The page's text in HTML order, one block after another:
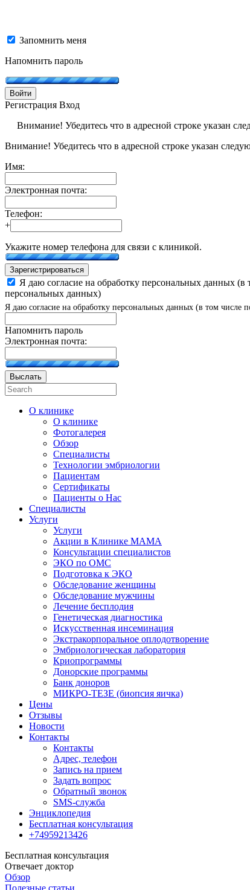
Запомнить меня
Напомнить пароль
Войти
Регистрация Вход
Внимание! Убедитесь что в адресной строке указан
Внимание! Убедитесь что в адресной строке указан
Имя:
Электронная почта:
Телефон:
+
Укажите номер телефона для связи с клиникой.
Зарегистрироваться
Я даю согласие на обработку персональных данных
персональных данных)
Я даю согласие на обработку персональных данных (в том числе
Напомнить пароль
Электронная почта:
Выслать
О клинике
О клинике
Фотогалерея
Обзор
Специалисты
Технологии эмбриологии
Пациентам
Сертификаты
Пациенты о Нас
Специалисты
Услуги
Услуги
Акции в Клинике МАМА
Консультации специалистов
ЭКО по ОМС
Подготовка к ЭКО
Обследование женщины
Обследование мужчины
Лечение бесплодия
Генетическая диагностика
Искусственная инсеминация
Экстракорпоральное оплодотворение
Эмбриологическая лаборатория
Криопрограммы
Донорские программы
Банк доноров
МИКРО-ТЕЗЕ (биопсия яичка)
Цены
Отзывы
Новости
Контакты
Контакты
Адрес, телефон
Запись на прием
Задать вопрос
Обратный звонок
SMS-служба
Энциклопедия
Бесплатная консультация
+74959213426
Бесплатная консультация
Отвечает доктор
Обзор
Полезные статьи